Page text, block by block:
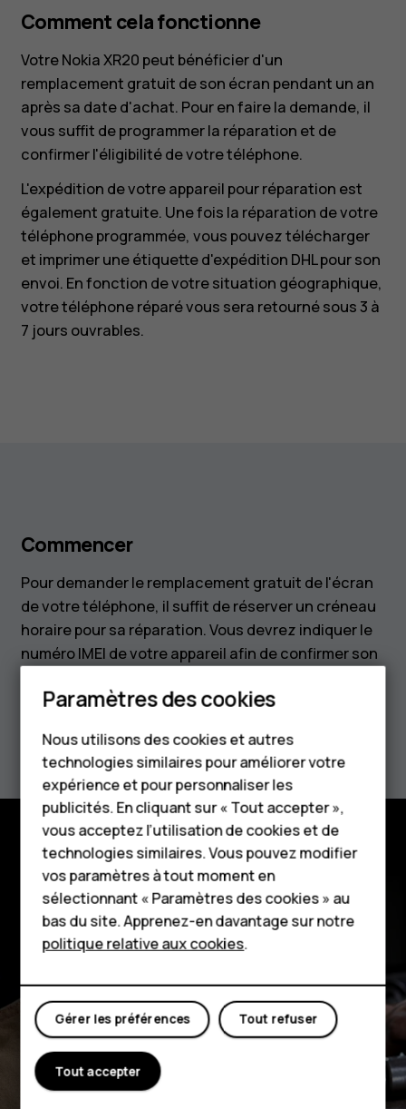
Smartphones
Téléphones classiques
HMD Terra M
Pour les entreprises
Tablettes
Boutique
Mon compte
Comment cela fonctionne
Votre Nokia XR20 peut bénéficier d'un
remplacement gratuit de son écran pendant un an
après sa date d'achat. Pour en faire la demande, il
vous suffit de programmer la réparation et de
confirmer l'éligibilité de votre téléphone.
L'expédition de votre appareil pour réparation est
également gratuite. Une fois la réparation de votre
téléphone programmée, vous pouvez télécharger
et imprimer une étiquette d'expédition DHL pour son
envoi. En fonction de votre situation géographique,
votre téléphone réparé vous sera retourné sous 3 à
7 jours ouvrables.
Commencer
Pour demander le remplacement gratuit de l'écran
de votre téléphone, il suffit de réserver un créneau
horaire pour sa réparation. Vous devrez indiquer le
numéro IMEI de votre appareil afin de confirmer son
Paramètres des cookies
Nous utilisons des cookies et autres
technologies similaires pour améliorer votre
expérience et pour personnaliser les
publicités. En cliquant sur « Tout accepter »,
vous acceptez l’utilisation de cookies et de
technologies similaires. Vous pouvez modifier
vos paramètres à tout moment en
sélectionnant « Paramètres des cookies » au
bas du site. Apprenez-en davantage sur notre
politique relative aux cookies.
Tout refuser
Gérer les préférences
Tout accepter